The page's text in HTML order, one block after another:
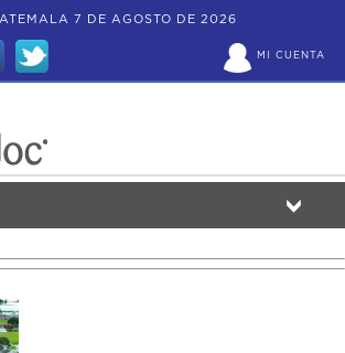
7 DE AGOSTO DE 2026
MI CUENTA